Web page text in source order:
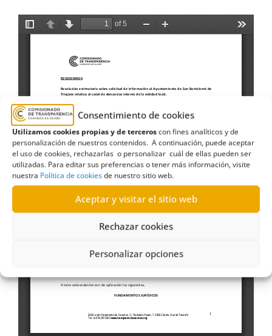
Consentimiento de cookies
Utilizamos cookies propias y de terceroscon fines analíticos y de
personalización de nuestros contenidos. A continuación, puede aceptar
el uso de cookies, rechazarlas o personalizar cuál de ellas pueden ser
utilizadas. Para editar sus preferencias o tener más información, visite
nuestra Política de cookiesde nuestro sitio web.
Aceptar y visitar el sitio web
Rechazar cookies
Personalizar opciones